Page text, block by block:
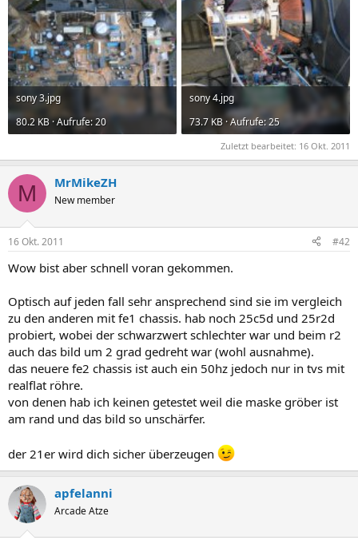
sony 3.jpg
80.2 KB · Aufrufe: 20
sony 4.jpg
73.7 KB · Aufrufe: 25
Zuletzt bearbeitet: 16 Okt. 2011
M MrMikeZH
New member
16 Okt. 2011 #42
Wow bist aber schnell voran gekommen.
Optisch auf jeden fall sehr ansprechend sind sie im vergleich
zu den anderen mit fe1 chassis. hab noch 25c5d und 25r2d
probiert, wobei der schwarzwert schlechter war und beim r2
auch das bild um 2 grad gedreht war (wohl ausnahme).
das neuere fe2 chassis ist auch ein 50hz jedoch nur in tvs mit
realflat röhre.
von denen hab ich keinen getestet weil die maske gröber ist
am rand und das bild so unschärfer.
der 21er wird dich sicher überzeugen
apfelanni
Arcade Atze